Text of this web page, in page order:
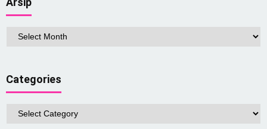
Arsip
Categories
Categories